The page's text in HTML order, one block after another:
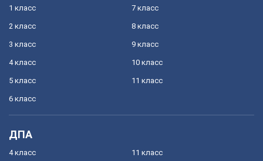
1 класс
2 класс
3 класс
4 класс
5 класс
6 класс
7 класс
8 класс
9 класс
10 класс
11 класс
ДПА
4 класс 11 класс